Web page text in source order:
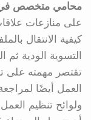
محامي متخصص
على منازعات
كيفية الانتقال
التسوية الودية ثم
تقتصر مهمته على
العمل أيضًا
ولوائح تنظيم